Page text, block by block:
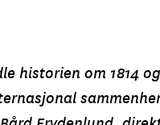
historien om 1814